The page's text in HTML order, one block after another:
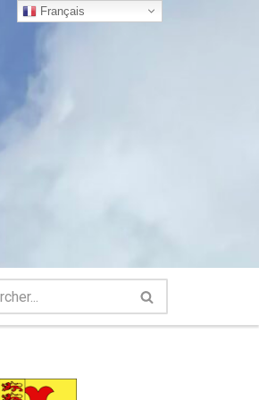
Français